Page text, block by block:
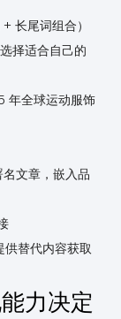
长尾词组合）
择适合自己的
年全球运动服饰
文章，嵌入品
替代内容获取
力决定